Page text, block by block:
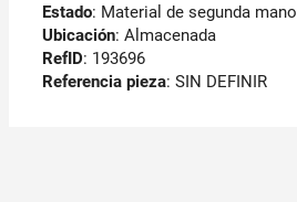
Estado: Material de segunda mano
Ubicación: Almacenada
RefID: 193696
Referencia pieza: SIN DEFINIR